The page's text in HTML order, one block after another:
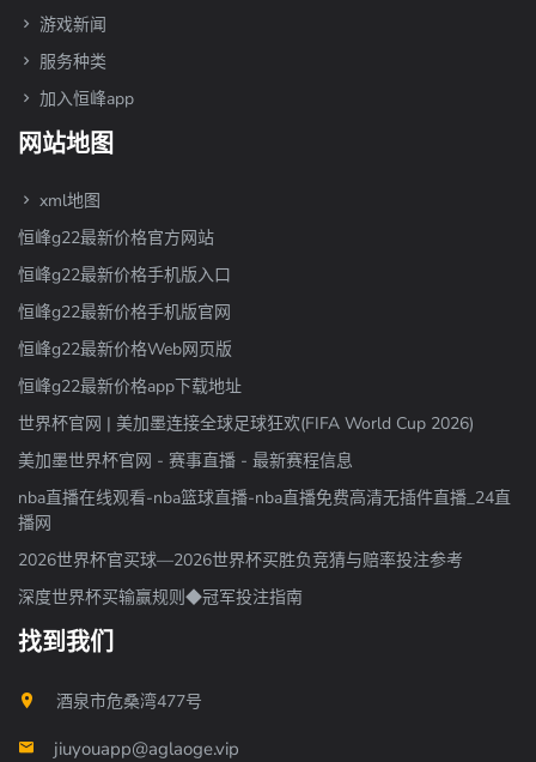
游戏新闻
服务种类
加入恒峰app
网站地图
xml地图
恒峰g22最新价格官方网站
恒峰g22最新价格手机版入口
恒峰g22最新价格手机版官网
恒峰g22最新价格Web网页版
恒峰g22最新价格app下载地址
世界杯官网 | 美加墨连接全球足球狂欢(FIFA World Cup 2026)
美加墨世界杯官网 - 赛事直播 - 最新赛程信息
nba直播在线观看-nba篮球直播-nba直播免费高清无插件直播_24直
播网
2026世界杯官买球—2026世界杯买胜负竞猜与赔率投注参考
深度世界杯买输赢规则◆冠军投注指南
找到我们
酒泉市危桑湾477号
jiuyouapp@aglaoge.vip